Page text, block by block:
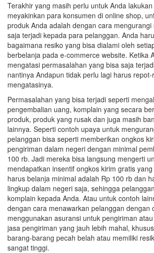
Terakhir yang masih perlu untuk Anda
meyakinkan para konsumen di online shop,
produk Anda adalah dengan cara
saja terjadi kepada para pelanggan. Anda
bagaimana resiko yang bisa dialami oleh
berbelanja pada e-commerce website. Ketika
mengatasi permasalahan yang bisa saja
nantinya Andapun tidak perlu lagi harus
mengatasinya.
Permasalahan yang bisa terjadi seperti
pengembalian uang, komplain yang secara
produk, produk yang rusak dan juga masih
lainnya. Seperti contoh upaya untuk
pelanggan bisa seperti memberikan ongkos
pengiriman dalam negeri dengan minimal
100 rb. Jadi mereka bisa langsung mengerti
mendapatkan insentif ongkos kirim gratis
harus belanja minimal adalah Rp 100 rb dan
lingkup dalam negeri saja, sehingga
komplain kepada Anda. Atau untuk contoh
dengan cara menawarkan pelanggan dengan
menggunakan asuransi untuk pengiriman
jasa pengiriman yang jauh lebih mahal,
barang-barang pecah belah atau memiliki
sangat tinggi.